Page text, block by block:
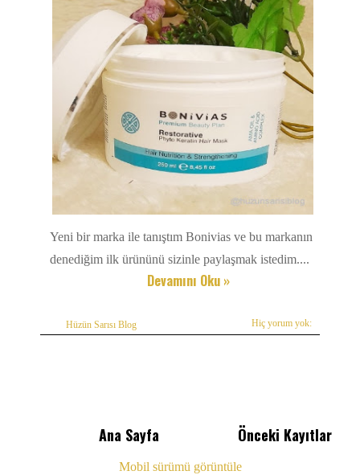
Yeni bir marka ile tanıştım Bonivias ve bu markanın
denediğim ilk ürününü sizinle paylaşmak istedim....
Devamını Oku »
Hüzün Sarısı Blog Hiç yorum yok:
Önceki Kayıtlar
Ana Sayfa
Mobil sürümü görüntüle